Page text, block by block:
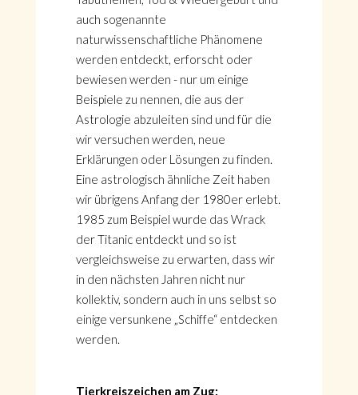
auch sogenannte
naturwissenschaftliche Phänomene
werden entdeckt, erforscht oder
bewiesen werden - nur um einige
Beispiele zu nennen, die aus der
Astrologie abzuleiten sind und für die
wir versuchen werden, neue
Erklärungen oder Lösungen zu finden.
Eine astrologisch ähnliche Zeit haben
wir übrigens Anfang der 1980er erlebt.
1985 zum Beispiel wurde das Wrack
der Titanic entdeckt und so ist
vergleichsweise zu erwarten, dass wir
in den nächsten Jahren nicht nur
kollektiv, sondern auch in uns selbst so
einige versunkene „Schiffe“ entdecken
werden.
Tierkreiszeichen am Zug: